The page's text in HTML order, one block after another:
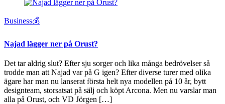
Business💰
Najad lägger ner på Orust?
Det tar aldrig slut? Efter sju sorger och lika många bedrövelser så
trodde man att Najad var på G igen? Efter diverse turer med olika
ägare har man nu lanserat första helt nya modellen på 10 år, bytt
designteam, storsatsat på sälj och köpt Arcona. Men nu varslar man
alla på Orust, och VD Jörgen […]